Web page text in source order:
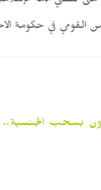
الأمن القومي في